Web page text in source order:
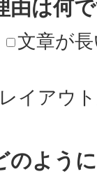
は何
文章が
レイアウ
のよう